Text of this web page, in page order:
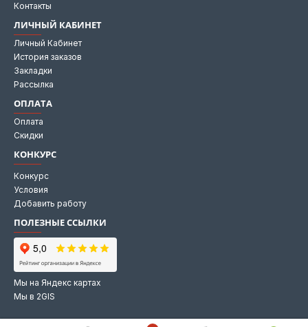
Контакты
ЛИЧНЫЙ КАБИНЕТ
Личный Кабинет
История заказов
Закладки
Рассылка
ОПЛАТА
Оплата
Скидки
КОНКУРС
Конкурс
Условия
Добавить работу
ПОЛЕЗНЫЕ ССЫЛКИ
Мы на Яндекс картах
Мы в 2GIS